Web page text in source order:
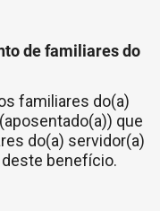
de familiares do
familiares do(a)
que
do(a) servidor(a)
benefício.